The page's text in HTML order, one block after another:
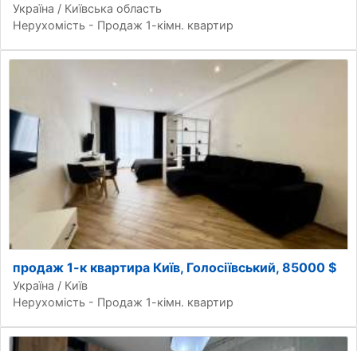
Україна / Київська область
Нерухомість - Продаж 1-кімн. квартир
продаж 1-к квартира Київ, Голосіївський, 85000 $
Україна / Київ
Нерухомість - Продаж 1-кімн. квартир